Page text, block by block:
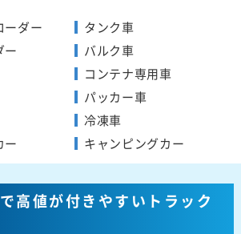
ーダー
ー
ー
タンク車
バルク車
コンテナ専用車
パッカー車
冷凍車
キャンピングカー
高値が付きやすいトラック